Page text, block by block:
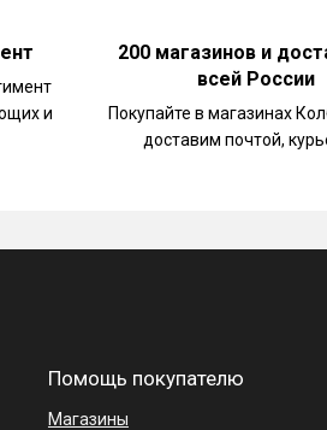
и
200 магазинов и
всей России
Покупайте в магазинах
доставим почтой,
Помощь покупателю
Магазины